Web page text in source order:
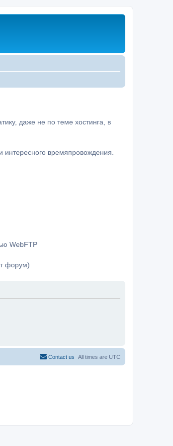
даже не по теме хостинга, в
времяпровождения.
WebFTP
форум)
All times are UTC
Contact us